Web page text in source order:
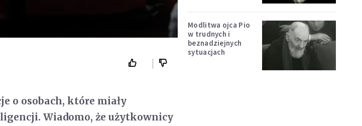
o osobach, które miały
Wiadomo, że użytkownicy
Modlitwa ojca Pio
w trudnych i
beznadziejnych
sytuacjach